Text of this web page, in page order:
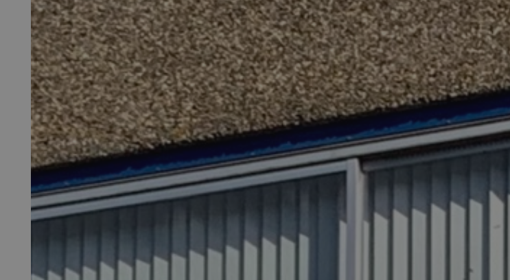
nodig?
Renovatie (Je vervangt de kozijnen van een bestaand
huis)
Nieuwbouw (Je bouwt een nieuw huis en hebt kozijnen
nodig)
Welk type service zoek je voor jouw kozijnen?
Inclusief montage